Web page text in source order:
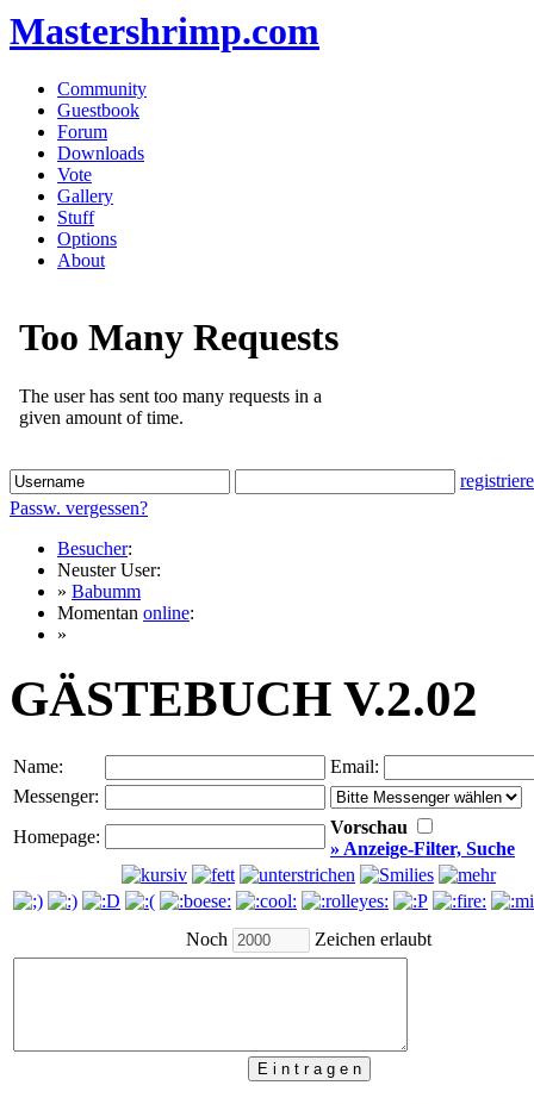
Mastershrimp.com
Community
Guestbook
Forum
Downloads
Vote
Gallery
Stuff
Options
About
Passw. vergessen?
Besucher:
Neuster User:
» Babumm
Momentan online:
»
GÄSTEBUCH V.2.02
Name:
Email:
Messenger:
Homepage:
Vorschau
» Anzeige-Filter, Suche
Noch Zeichen erlaubt